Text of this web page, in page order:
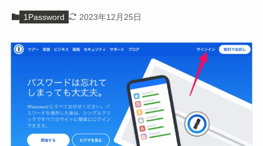
1Password 2023年12月25日